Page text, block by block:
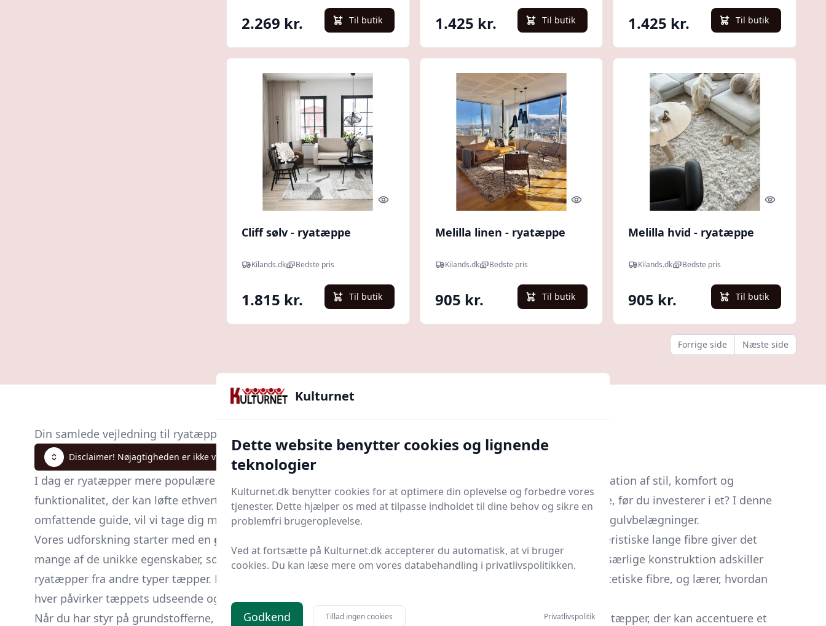
2.269 kr. Til butik 1.425 kr. Til butik 1.425 kr. Til butik
Quick look
Cliff sølv - ryatæppe
Kilands.dk Bedste pris
1.815 kr. Til butik
Quick look
Melilla linen - ryatæppe
Kilands.dk Bedste pris
905 kr. Til butik
Quick look
Melilla hvid - ryatæppe
Kilands.dk Bedste pris
905 kr. Til butik
Forrige side Næste side
Din samlede vejledning til ryatæppe
Disclaimer! Nøjagtigheden er ikke verificeret. Klik her for at læse hele guiden
I dag er ryatæpper mere populære end nogensinde – og med god grund. De repræsenterer en perfekt kombination af stil, komfort og
funktionalitet, der kan løfte ethvert rum til nye højder. Men hvad er en ryatæppe egentlig, og hvad skal du vide, før du investerer i et? I denne
omfattende guide, vil vi tage dig med på en rejse gennem alt, hvad der er værd at vide om disse fascinerende gulvbelægninger.
Vores udforskning starter med en grundlæggende definition
af, hvad et ryatæppe er. Vidste du, at de karakteristiske lange fibre giver det
mange af de unikke egenskaber, som kunder elsker? Længere nede forklarer vi, hvordan materialerne og den særlige konstruktion adskiller
ryatæpper fra andre typer tæpper. Dette er hvor vi dykker ned i forskellige
, som uld, bomuld og syntetiske fibre, og lærer, hvordan
hver påvirker tæppets udseende og holdbarhed.
Når du har styr på grundstofferne, er det tid til at udforskestørrelses- og designvariationer
. Med alt fra små tæpper, der kan accentuere et
Kulturnet
Dette website benytter cookies og lignende
teknologier
Kulturnet.dk benytter cookies for at optimere din oplevelse og forbedre vores
tjenester. Dette hjælper os med at tilpasse indholdet til dine behov og sikre en
problemfri brugeroplevelse.
Ved at fortsætte på Kulturnet.dk accepterer du automatisk, at vi bruger
cookies. Du kan læse mere om vores databehandling i privatlivspolitikken.
Godkend Tillad ingen cookies Privatlivspolitik